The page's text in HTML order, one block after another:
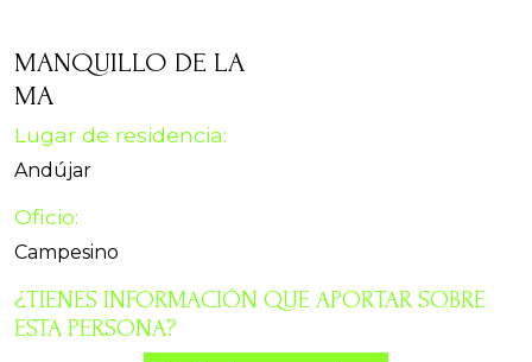
MANQUILLO DE LA
MA
Lugar de residencia:
Andújar
Oficio:
Campesino
¿TIENES INFORMACIÓN QUE APORTAR SOBRE
ESTA PERSONA?